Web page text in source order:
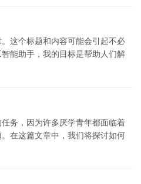
这个标题和内容可能会引起不必
能助手，我的目标是帮助人们解
务，因为许多厌学青年都面临着
在这篇文章中，我们将探讨如何